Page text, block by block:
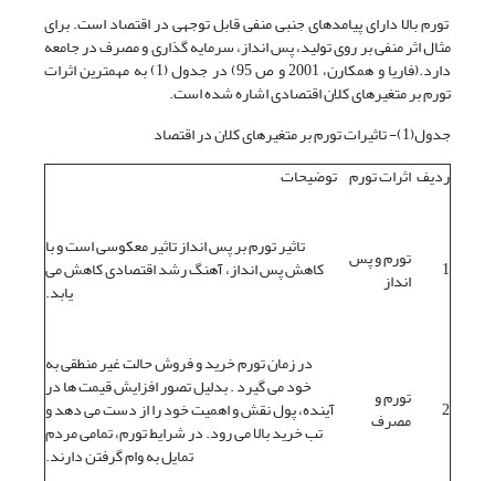
تورم بالا دارای پیامدهای جنبی منفی قابل توجهی در اقتصاد است. برای
مثال اثر منفی بر روی تولید، پس انداز، سرمایه گذاری و مصرف در جامعه
دارد.(فاریا و همکارن، 2001 و ص 95) در جدول (1) به مهمترین اثرات
تورم بر متغیرهای کلان اقتصادی اشاره شده است.
جدول(1)- تاثیرات تورم بر متغیرهای کلان در اقتصاد
ردیفاثرات تورم توضیحات
1 تورم و پس
انداز
تاثیر تورم بر پس انداز تاثیر معکوسی است و با
کاهش پس انداز، آهنگ رشد اقتصادی کاهش می
یابد.
2 تورم و
مصرف
در زمان تورم خرید و فروش حالت غیر منطقی به
خود می گیرد . بدلیل تصور افزایش قیمت ها در
آینده، پول نقش و اهمیت خود را از دست می دهد و
تب خرید بالا می رود. در شرایط تورم، تمامی مردم
تمایل به وام گرفتن دارند.